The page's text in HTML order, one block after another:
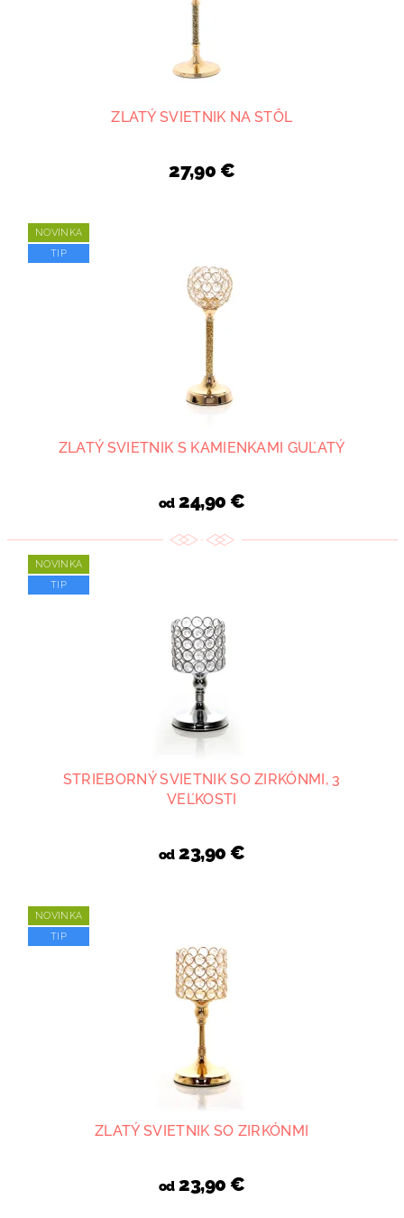
ZLATÝ SVIETNIK NA STÔL
27,90 €
NOVINKA
TIP
ZLATÝ SVIETNIK S KAMIENKAMI GUĽATÝ
od24,90 €
NOVINKA
TIP
STRIEBORNÝ SVIETNIK SO ZIRKÓNMI, 3
VEĽKOSTI
od23,90 €
NOVINKA
TIP
ZLATÝ SVIETNIK SO ZIRKÓNMI
od23,90 €